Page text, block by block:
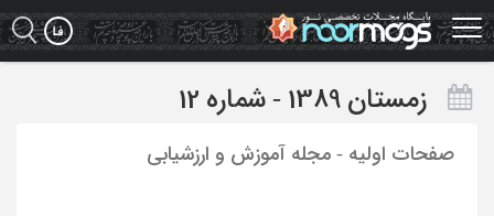
Skip
to
main
زمستان 1389 - شماره 12
صفحات اولیه - مجله آموزش و ارزشیابی